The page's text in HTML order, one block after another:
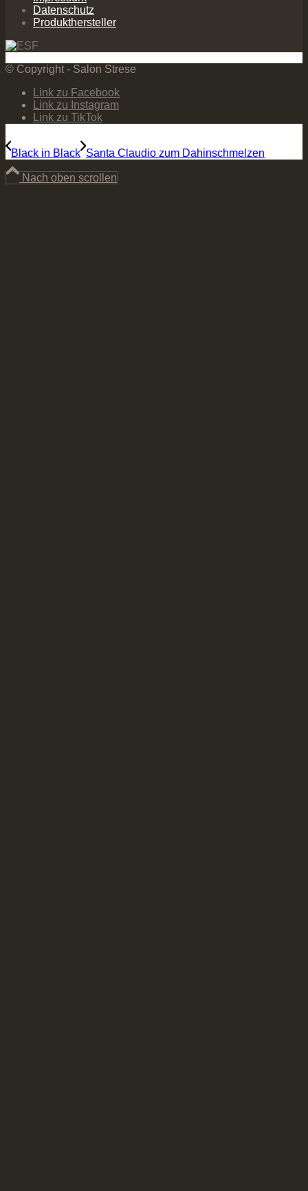
Datenschutz
Produkthersteller
© Copyright - Salon Strese
Link zu Facebook
Link zu Instagram
Link zu TikTok
Black in Black Santa Claudio zum Dahinschmelzen
Nach oben scrollen